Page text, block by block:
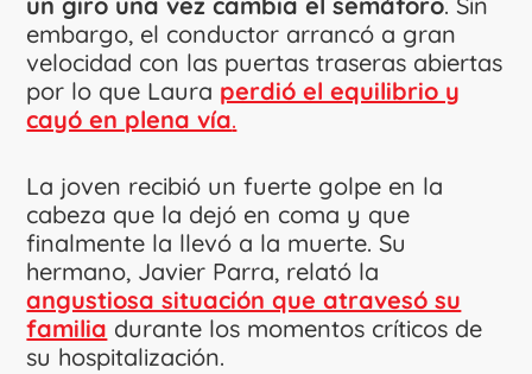
embargo, el conductor arrancó a gran
velocidad con las puertas traseras abiertas
por lo que Laura perdió el equilibrio y
cayó en plena vía.
La joven recibió un fuerte golpe en la
cabeza que la dejó en coma y que
finalmente la llevó a la muerte. Su
hermano, Javier Parra, relató la
angustiosa situación que atravesó su
familia durante los momentos críticos de
su hospitalización.